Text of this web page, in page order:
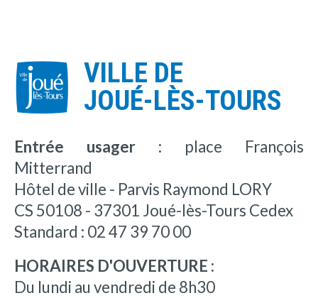
VILLE DE
JOUÉ-LÈS-TOURS
Entrée usager : place François
Mitterrand
Hôtel de ville - Parvis Raymond LORY
CS 50108 - 37301 Joué-lès-Tours Cedex
Standard : 02 47 39 70 00
HORAIRES D'OUVERTURE :
Du lundi au vendredi de 8h30